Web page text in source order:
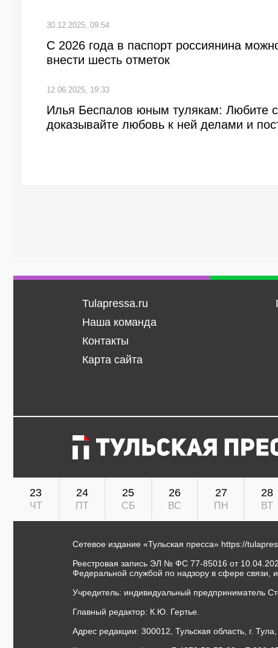
30.12.2025, 09:54
С 2026 года в паспорт россиянина
внести шесть отметок
12.06.2025, 19:33
Илья Беспалов юным тулякам: Любите
доказывайте любовь к ней делами и
Tulapressa.ru
Наша команда
Контакты
Карта сайта
23
ЧТ
24
ПТ
25
СБ
26
ВС
27
ПН
28
ВТ
Сетевое издание «Тульская пресса» https://
Реестровая запись ЭЛ № ФС 77-85016 от
Федеральной службой по надзору в сфере связи,
Учредитель: индивидуальный предприниматель
Главный редактор: К.Ю. Гертье.
Адрес редакции: 300012, Тульская область, г.